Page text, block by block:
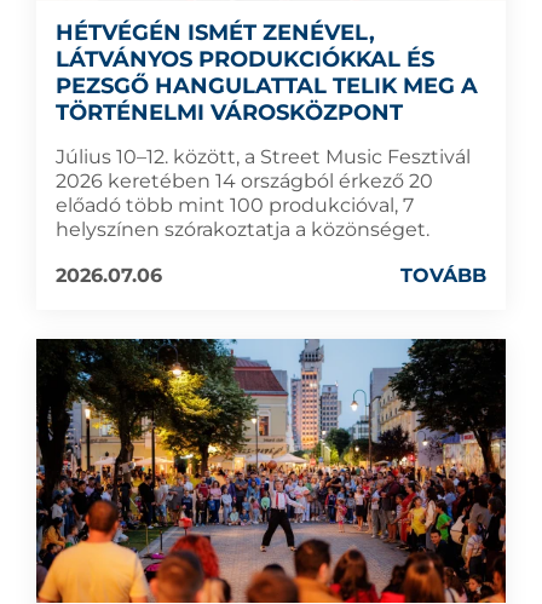
HÉTVÉGÉN ISMÉT ZENÉVEL,
LÁTVÁNYOS PRODUKCIÓKKAL ÉS
PEZSGŐ HANGULATTAL TELIK MEG A
TÖRTÉNELMI VÁROSKÖZPONT
Július 10–12. között, a Street Music Fesztivál
2026 keretében 14 országból érkező 20
előadó több mint 100 produkcióval, 7
helyszínen szórakoztatja a közönséget.
2026.07.06
TOVÁBB